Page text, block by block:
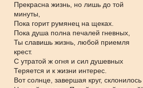
Прекрасна жизнь, но лишь до той
минуты,
Пока горит румянец на щеках.
Пока душа полна печалей гневных,
Ты славишь жизнь, любой приемля
крест.
С утратой ж огня и сил душевных
Теряется и к жизни интерес.
Вот солнце, завершая круг, склонилось